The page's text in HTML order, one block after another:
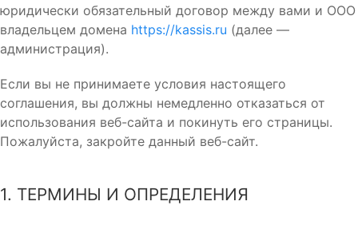
юридически обязательный договор между вами и OOO
владельцем домена https://kassis.ru (далее —
администрация).
Если вы не принимаете условия настоящего
соглашения, вы должны немедленно отказаться от
использования веб-сайта и покинуть его страницы.
Пожалуйста, закройте данный веб-сайт.
1. ТЕРМИНЫ И ОПРЕДЕЛЕНИЯ